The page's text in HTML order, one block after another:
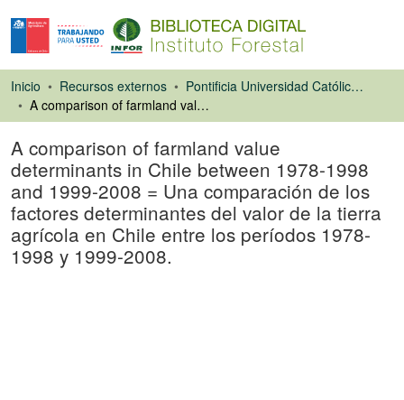
Inicio Recursos externos
Pontificia Universidad Católica de Chile. Facultad de Agronomía e Ingeniería Forestal
A comparison of farmland value determinants in Chile between 1978-1998 and 1999-2008 = Una comparación de los factores determinantes del valor de la tierra agrícola en Chile entre los períodos 1978-1998 y 1999-2008.
A comparison of farmland value
determinants in Chile between 1978-1998
and 1999-2008 = Una comparación de los
factores determinantes del valor de la tierra
agrícola en Chile entre los períodos 1978-
1998 y 1999-2008.